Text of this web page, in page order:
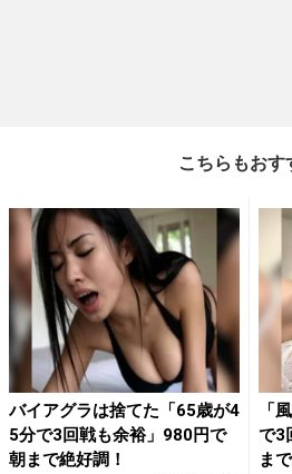
こちらもおす
バイアグラは捨てた「65歳が4
5分で3回戦も余裕」980円で
朝まで絶好調！
「
で3
ま